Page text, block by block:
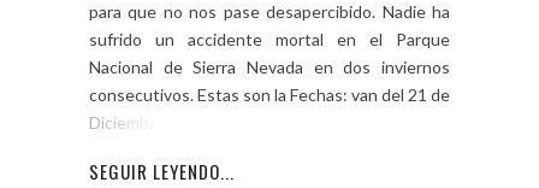
para que no nos pase desapercibido. Nadie ha
sufrido un accidente mortal en el Parque
Nacional de Sierra Nevada en dos inviernos
consecutivos. Estas son la Fechas: van del 21 de
Diciembre de […]
SEGUIR LEYENDO...